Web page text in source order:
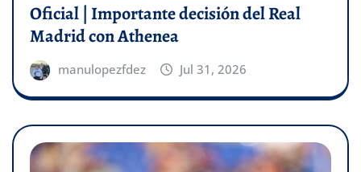
Oficial | Importante decisión del Real
Madrid con Athenea
manulopezfdez Jul 31, 2026